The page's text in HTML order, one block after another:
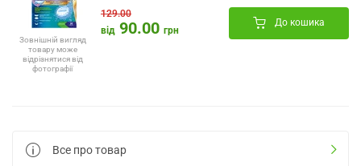
Зовнішній вигляд
товару може
відрізнятися від
фотографії
129.00
від 90.00 грн
До кошика
Все про товар